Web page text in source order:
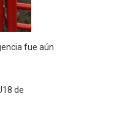
fue aún
de